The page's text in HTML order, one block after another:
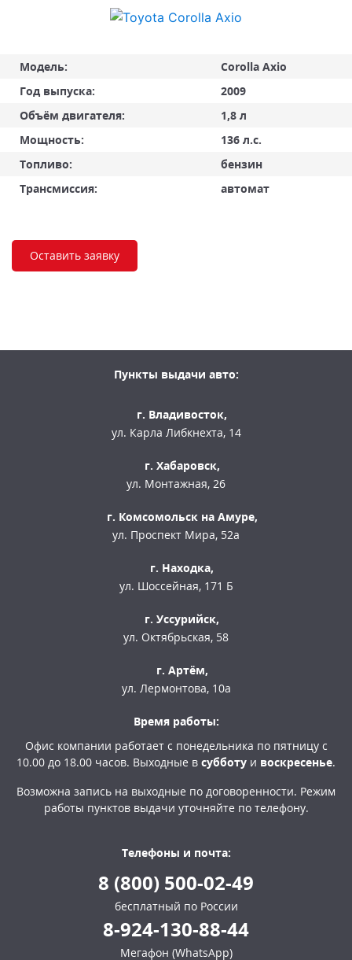
Модель:
Corolla Axio
Год выпуска:
2009
Объём двигателя:
1,8 л
Мощность:
136 л.с.
Топливо:
бензин
Трансмиссия:
автомат
Оставить заявку
Пункты выдачи авто:
г. Владивосток,
ул. Карла Либкнехта, 14
г. Хабаровск,
ул. Монтажная, 26
г. Комсомольск на Амуре,
ул. Проспект Мира, 52а
г. Находка,
ул. Шоссейная, 171 Б
г. Уссурийск,
ул. Октябрьская, 58
г. Артём,
ул. Лермонтова, 10а
Время работы:
Офис компании работает с понедельника по пятницу с
10.00 до 18.00 часов. Выходные в субботу и воскресенье.
Возможна запись на выходные по договоренности. Режим
работы пунктов выдачи уточняйте по телефону.
Телефоны и почта:
8 (800) 500-02-49
бесплатный по России
8-924-130-88-44
Мегафон (WhatsApp)